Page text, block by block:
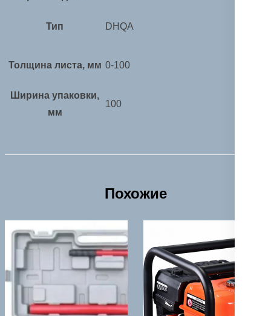
Тип DHQA
Толщина листа, мм 0-100
Ширина упаковки,
мм
100
Похожие